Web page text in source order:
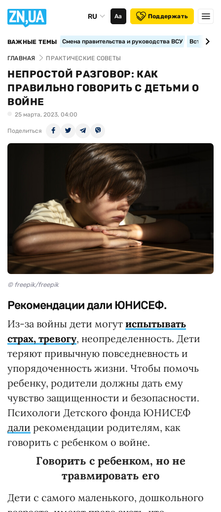
RU Аа Поддержать
ВАЖНЫЕ ТЕМЫ Смена правительства и руководства ВСУ
ГЛАВНАЯ ПРАКТИЧЕСКИЕ СОВЕТЫ
НЕПРОСТОЙ РАЗГОВОР: КАК
ПРАВИЛЬНО ГОВОРИТЬ С ДЕТЬМИ О
ВОЙНЕ
25 марта, 2023, 04:00
Поделиться
© freepik/freepik
Рекомендации дали ЮНИСЕФ.
Из-за войны дети могут испытывать
страх, тревогу, неопределенность. Дети
теряют привычную повседневность и
упорядоченность жизни. Чтобы помочь
ребенку, родители должны дать ему
чувство защищенности и безопасности.
Психологи Детского фонда ЮНИСЕФ
дали рекомендации родителям, как
говорить с ребенком о войне.
Говорить с ребенком, но не
травмировать его
Дети с самого маленького, дошкольного